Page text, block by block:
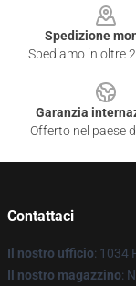
Spedizione
Spediamo in oltre
Garanzia
Offerto nel paese
Contattaci
Il nostro ufficio: 1034
Il nostro magazzino: